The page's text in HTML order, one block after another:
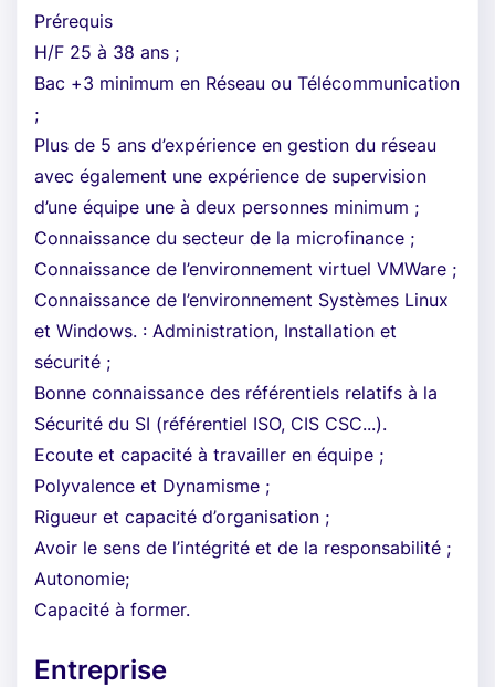
Prérequis
H/F 25 à 38 ans ;
Bac +3 minimum en Réseau ou Télécommunication
;
Plus de 5 ans d’expérience en gestion du réseau
avec également une expérience de supervision
d’une équipe une à deux personnes minimum ;
Connaissance du secteur de la microfinance ;
Connaissance de l’environnement virtuel VMWare ;
Connaissance de l’environnement Systèmes Linux
et Windows. : Administration, Installation et
sécurité ;
Bonne connaissance des référentiels relatifs à la
Sécurité du SI (référentiel ISO, CIS CSC...).
Ecoute et capacité à travailler en équipe ;
Polyvalence et Dynamisme ;
Rigueur et capacité d’organisation ;
Avoir le sens de l’intégrité et de la responsabilité ;
Autonomie;
Capacité à former.
Entreprise